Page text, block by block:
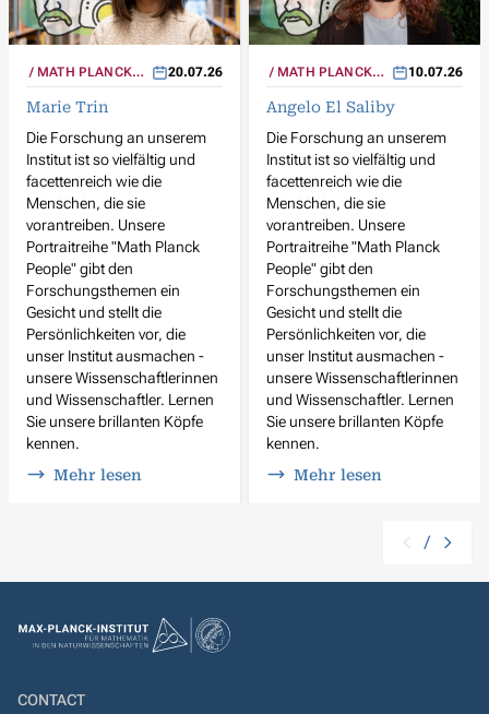
MATH PLANCK
PEOPLE
20.07.26
Marie Trin
Die Forschung an unserem
Institut ist so vielfältig und
facettenreich wie die
Menschen, die sie
vorantreiben. Unsere
Portraitreihe "Math Planck
People" gibt den
Forschungsthemen ein
Gesicht und stellt die
Persönlichkeiten vor, die
unser Institut ausmachen -
unsere Wissenschaftlerinnen
und Wissenschaftler. Lernen
Sie unsere brillanten Köpfe
kennen.
Mehr lesen
MATH PLANCK
PEOPLE
10.07.26
Angelo El Saliby
Die Forschung an unserem
Institut ist so vielfältig und
facettenreich wie die
Menschen, die sie
vorantreiben. Unsere
Portraitreihe "Math Planck
People" gibt den
Forschungsthemen ein
Gesicht und stellt die
Persönlichkeiten vor, die
unser Institut ausmachen -
unsere Wissenschaftlerinnen
und Wissenschaftler. Lernen
Sie unsere brillanten Köpfe
kennen.
Mehr lesen
/
CONTACT